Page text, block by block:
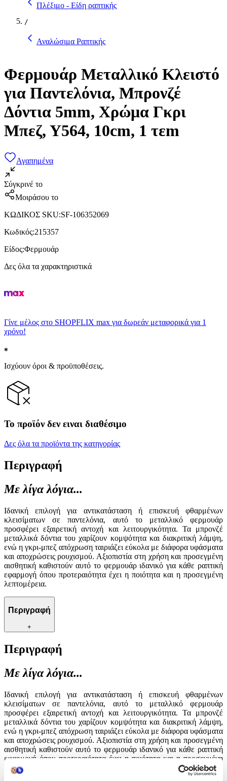
Πλέξιμο - Είδη ραπτικής
/
Αναλώσιμα Ραπτικής
Φερμουάρ Μεταλλικό Κλειστό
για Παντελόνια, Μπρονζέ
Δόντια 5mm, Χρώμα Γκρι
Μπεζ, Υ564, 10cm, 1 τεm
Αγαπημένα
Σύγκρινέ το
Μοιράσου το
ΚΩΔΙΚΟΣ SKU:SF-106352069
Κωδικός:215357
Είδος:Φερμουάρ
Δες όλα τα χαρακτηριστικά
Γίνε μέλος στο SHOPFLIX max για δωρεάν μεταφορικά για 1
χρόνο!
Ισχύουν όροι & προϋποθέσεις.
Το προϊόν δεν ειναι διαθέσιμο
Δες όλα τα προϊόντα της κατηγορίας
Περιγραφή
Με λίγα λόγια...
Ιδανική επιλογή για αντικατάσταση ή επισκευή φθαρμένων
κλεισίματων σε παντελόνια, αυτό το μεταλλικό φερμουάρ
προσφέρει εξαιρετική αντοχή και λειτουργικότητα. Τα μπρονζέ
μεταλλικά δόντια του χαρίζουν κομψότητα και διακριτική λάμψη,
ενώ η γκρι-μπεζ απόχρωση ταιριάζει εύκολα με διάφορα υφάσματα
και αποχρώσεις ρουχισμού. Αξιοπιστία στη χρήση και προσεγμένη
αισθητική καθιστούν αυτό το φερμουάρ ιδανικό για κάθε ραπτική
εφαρμογή όπου προτεραιότητα έχει η ποιότητα και η προσεγμένη
λεπτομέρεια.
Περιγραφή
+
Περιγραφή
Με λίγα λόγια...
Ιδανική επιλογή για αντικατάσταση ή επισκευή φθαρμένων
κλεισίματων σε παντελόνια, αυτό το μεταλλικό φερμουάρ
προσφέρει εξαιρετική αντοχή και λειτουργικότητα. Τα μπρονζέ
μεταλλικά δόντια του χαρίζουν κομψότητα και διακριτική λάμψη,
ενώ η γκρι-μπεζ απόχρωση ταιριάζει εύκολα με διάφορα υφάσματα
και αποχρώσεις ρουχισμού. Αξιοπιστία στη χρήση και προσεγμένη
αισθητική καθιστούν αυτό το φερμουάρ ιδανικό για κάθε ραπτική
εφαρμογή όπου προτεραιότητα έχει η ποιότητα και η προσεγμένη
λεπτομέρεια.